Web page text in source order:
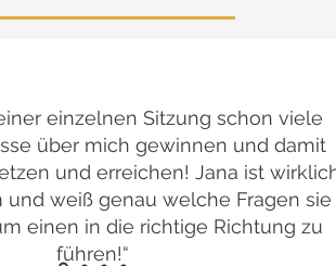
einzelnen Sitzung schon viele
über mich gewinnen und damit
und erreichen! Jana ist
und weiß genau welche Fragen sie
einen in die richtige Richtung zu
führen!“